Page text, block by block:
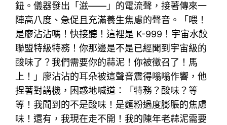
鈕。儀器發出「滋——」的電流聲，接著傳來一
陣高八度、急促且充滿養生焦慮的聲音。「喂！
是廖沾沾嗎！快接聽！這裡是 K-999！宇宙水餃
聯盟特級特務！你那邊是不是已經聞到宇宙級的
酸味了？我們需要你的蒜泥！你被徵召了！馬
上！」廖沾沾的耳朵被這聲音震得嗡嗡作響，他
捏著對講機，困惑地喊道：「特務？酸味？等
等！我聞到的不是酸味！是麵粉過度膨脹的焦慮
味！還有，我現在走不開！我的陳年老蒜泥需要